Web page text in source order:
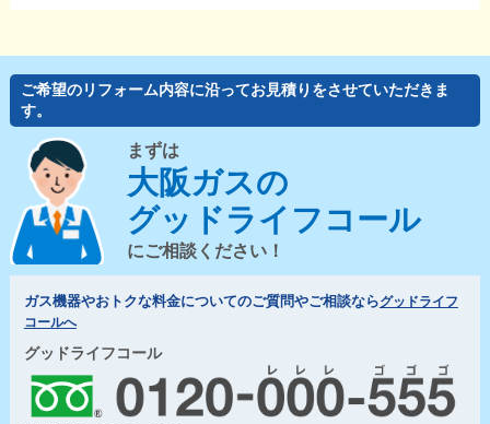
ご希望のリフォーム内容に沿ってお見積りをさせていただきま
す。
まずは
大阪ガスの
グッドライフコール
にご相談ください！
ガス機器やおトクな料金についてのご質問やご相談ならグッドライフ
コールへ
グッドライフコール